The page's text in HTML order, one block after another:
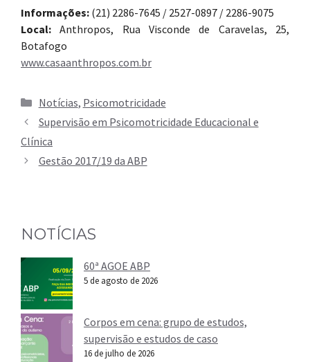
Informações: (21) 2286-7645 / 2527-0897 / 2286-9075
Local: Anthropos, Rua Visconde de Caravelas, 25,
Botafogo
www.casaanthropos.com.br
Categorias
Notícias, Psicomotricidade
Supervisão em Psicomotricidade Educacional e
Clínica
Gestão 2017/19 da ABP
NOTÍCIAS
60ª AGOE ABP
5 de agosto de 2026
Corpos em cena: grupo de estudos,
supervisão e estudos de caso
16 de julho de 2026